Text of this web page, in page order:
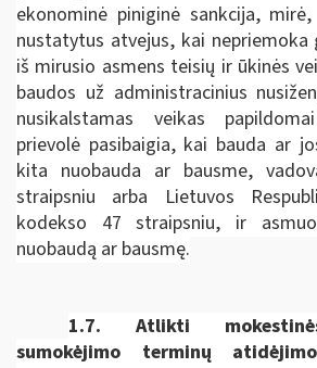
ekonominė piniginė sankcija,
nustatytus atvejus, kai nepriemoka
iš mirusio asmens teisių ir ūkinės
baudos už administracinius
nusikalstamas veikas
prievolė pasibaigia, kai bauda ar
kita nuobauda ar bausme,
straipsniu arba Lietuvos
kodekso 47 straipsniu, ir
nuobaudą ar bausmę.
1.7.
Atlikti
sumokėjimo terminų